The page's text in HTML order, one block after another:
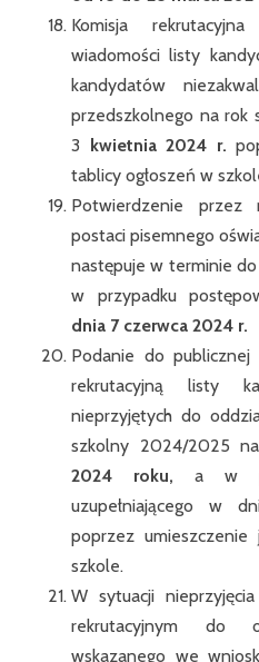
Komisja
wiadomości listy
kandydatów
przedszkolnego na
3 kwietnia 2024 r.
tablicy ogłoszeń w
Potwierdzenie
postaci pisemnego
następuje w terminie do
w przypadku
dnia 7 czerwca 2024 r.
Podanie do publicznej
rekrutacyjną listy
nieprzyjętych do
szkolny 2024/2025
2024 roku, a w
uzupełniającego w
poprzez
szkole.
W sytuacji
rekrutacyjnym do
wskazanego we